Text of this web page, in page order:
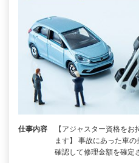
仕事内容
【アジャスター資格を
ます】 事故にあった車
確認して修理金額を確